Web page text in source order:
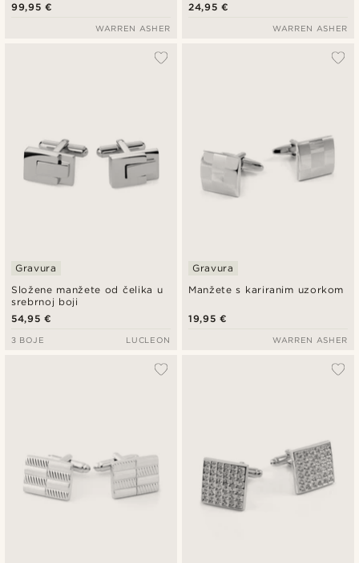
99,95 €
WARREN ASHER
24,95 €
WARREN ASHER
Složene manžete od čelika u
srebrnoj boji
Gravura
54,95 €
3 BOJE LUCLEON
Manžete s kariranim uzorkom
Gravura
19,95 €
WARREN ASHER